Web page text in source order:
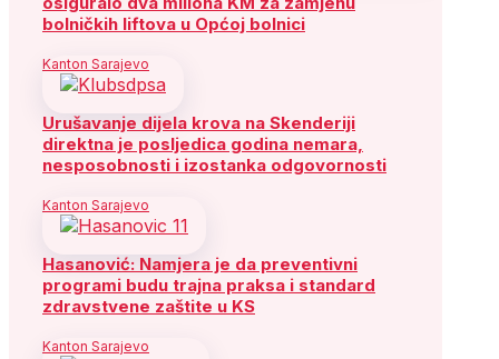
bolničkih liftova u Općoj bolnici
Kanton Sarajevo
Urušavanje dijela krova na Skenderiji
direktna je posljedica godina nemara,
nesposobnosti i izostanka odgovornosti
Kanton Sarajevo
Hasanović: Namjera je da preventivni
programi budu trajna praksa i standard
zdravstvene zaštite u KS
Kanton Sarajevo